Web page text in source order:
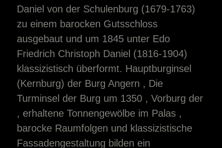
Daniel von der Schulenburg (1679-1763)
zu einem barocken Gutsschloss
ausgebaut und um 1845 unter Edo
Friedrich Christoph Daniel (1816-1904)
klassizistisch überformt. Hauptburginsel
(Kernburg) der Burg Angern , Die
Turminsel der Burg um 1350 , Vorburg der
, erhaltene Tonnengewölbe im Palas ,
barocke Raumfolgen und klassizistische
Fassadengestaltung bilden ein